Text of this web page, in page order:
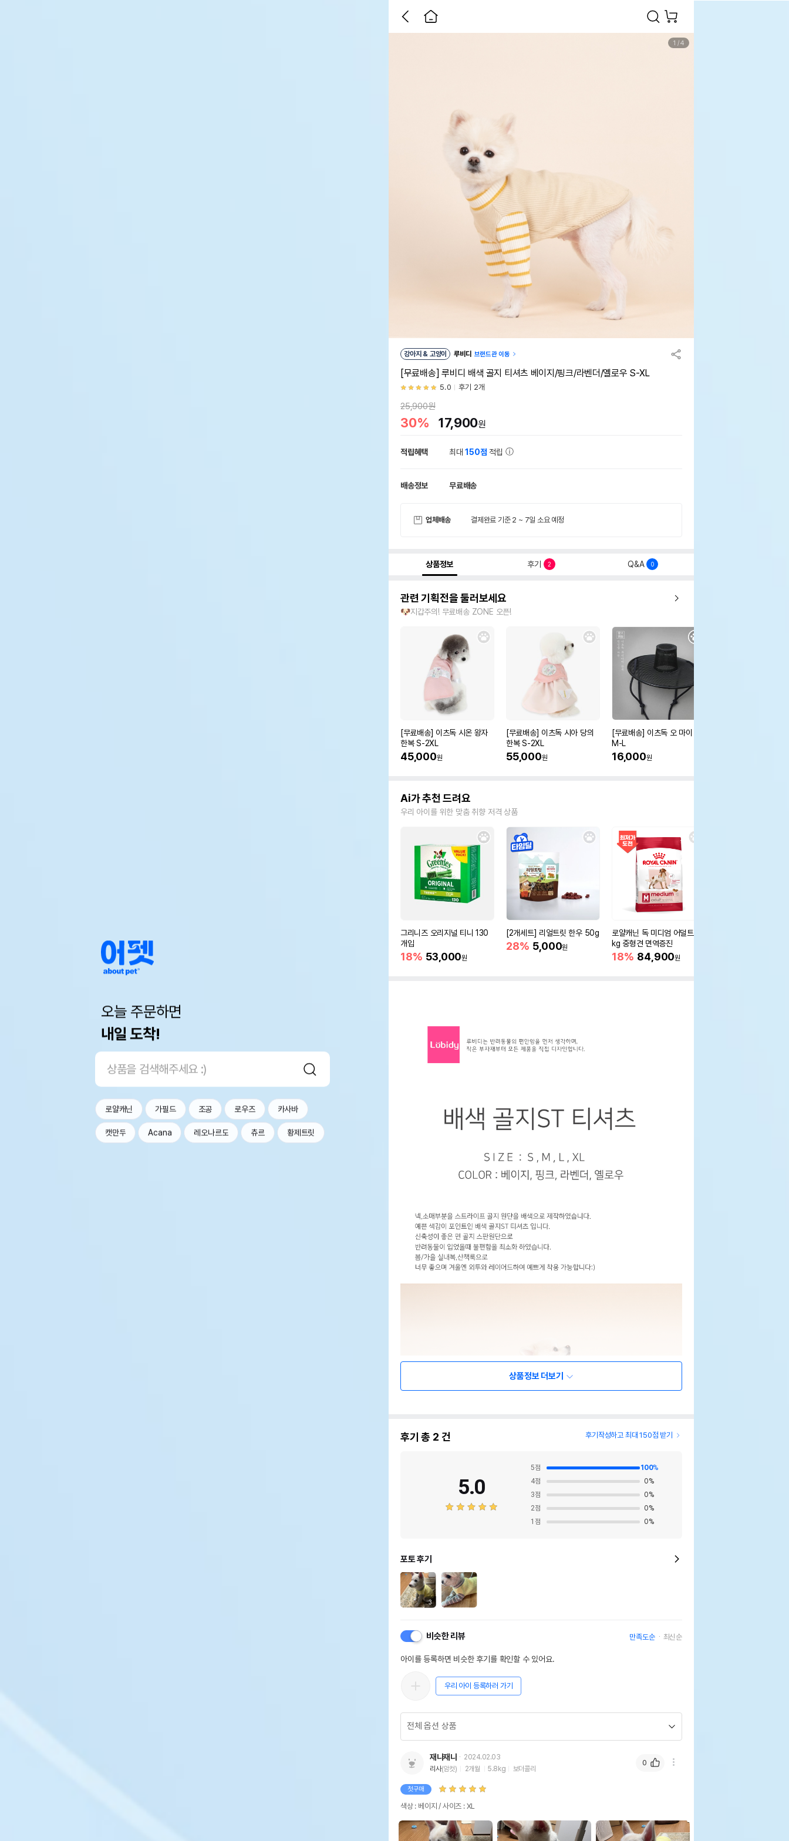
오늘 주문하면
내일 도착!
로얄캐닌 가필드 조공 로우즈 카사바
캣만두 Acana 레오나르도 츄르 황제트릿
1 /4
강아지 & 고양이 루비디 브랜드관 이동
[무료배송] 루비디 배색 골지 티셔츠 베이지/핑크/라벤더/옐로우 S-XL
5.0 후기 2개
25,900원
30% 17,900원
적립혜택 최대150점 적립
배송정보 무료배송
업체배송 결제완료 기준 2 ~ 7일 소요 예정
상품정보 후기 2 Q&A 0
관련 기획전을 둘러보세요
🐶지갑주의! 무료배송 ZONE 오픈!
[무료배송] 이츠독 시온 왕자
한복 S-2XL
45,000원
[무료배송] 이츠독 시아 당의
한복 S-2XL
55,000원
[무료배송] 이츠독 오 마이 갓
M-L
16,000원
Ai가 추천 드려요
우리 아이를 위한 맞춤 취향 저격 상품
그리니즈 오리지널 티니 130
개입
18% 53,000원
[2개세트] 리얼트릿 한우 50g
28% 5,000원
로얄캐닌 독 미디엄 어덜트 10
kg 중형견 면역증진
18% 84,900원
상품정보 더보기
후기 총 2 건 후기작성하고 최대 150점 받기
5.0
5점 100%
4점 0%
3점 0%
2점 0%
1 점 0%
포토 후기
3
비슷한 리뷰 만족도순 최신순
아이를 등록하면 비슷한 후기를 확인할 수 있어요.
우리 아이 등록하러 가기
재나재나
2024.02.03
리사(암컷) 2개월 5.8kg 보더콜리
첫구매
색상 : 베이지 / 사이즈 : XL
0